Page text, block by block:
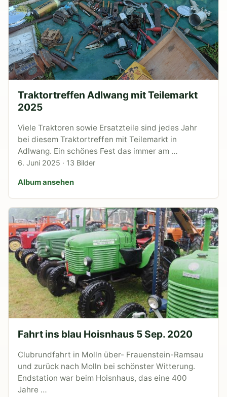
Traktortreffen Adlwang mit Teilemarkt
2025
Viele Traktoren sowie Ersatzteile sind jedes Jahr
bei diesem Traktortreffen mit Teilemarkt in
Adlwang. Ein schönes Fest das immer am …
6. Juni 2025 · 13 Bilder
Album ansehen
Fahrt ins blau Hoisnhaus 5 Sep. 2020
Clubrundfahrt in Molln über- Frauenstein-Ramsau
und zurück nach Molln bei schönster Witterung.
Endstation war beim Hoisnhaus, das eine 400
Jahre …